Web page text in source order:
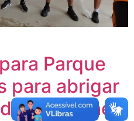
Parque
para abrigar
pela cheia